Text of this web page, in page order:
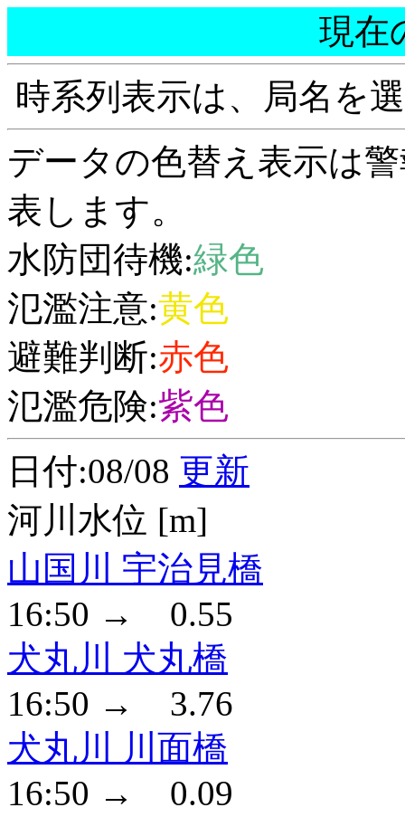
現在
時系列表示は、局名を
データの色替え表示は
表します。
水防団待機:緑色
氾濫注意:黄色
避難判断:赤色
氾濫危険:紫色
日付:08/08 更新
河川水位 [m]
山国川 宇治見橋
16:50 → 0.55
犬丸川 犬丸橋
16:50 → 3.76
犬丸川 川面橋
16:50 → 0.09